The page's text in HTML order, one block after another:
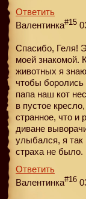
Ответить
Валентинка#15
Спасибо, Геля!
моей знакомой.
животных я
чтобы
папа наш кот
в пустое
странное, что и
диване
улыбался, я так
страха не было.
Ответить
Валентинка#16